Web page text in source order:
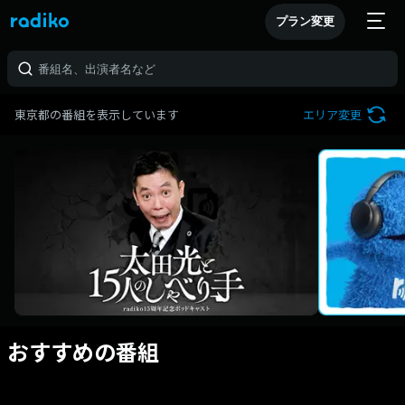
プラン変更
東京都の番組を表示しています エリア変更
おすすめの番組